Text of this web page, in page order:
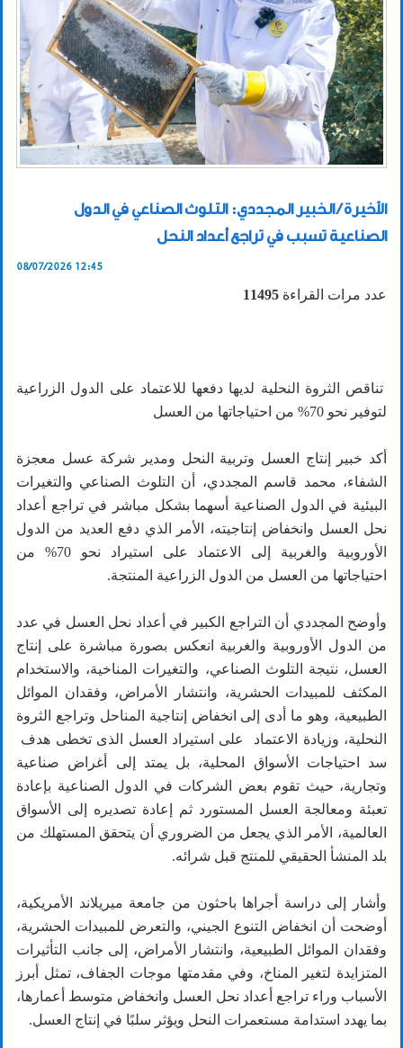
الأخيرة / الخبير المجددي: التلوث الصناعي في الدول
الصناعية تسبب في تراجع أعداد النحل
08/07/2026 12:45
عدد مرات القراءة 11495
تناقص الثروة النحلية لديها دفعها للاعتماد على الدول الزراعية
لتوفير نحو 70% من احتياجاتها من العسل
أكد خبير إنتاج العسل وتربية النحل ومدير شركة عسل معجزة
الشفاء، محمد قاسم المجددي، أن التلوث الصناعي والتغيرات
البيئية في الدول الصناعية أسهما بشكل مباشر في تراجع أعداد
نحل العسل وانخفاض إنتاجيته، الأمر الذي دفع العديد من الدول
الأوروبية والغربية إلى الاعتماد على استيراد نحو 70% من
احتياجاتها من العسل من الدول الزراعية المنتجة.
وأوضح المجددي أن التراجع الكبير في أعداد نحل العسل في عدد
من الدول الأوروبية والغربية انعكس بصورة مباشرة على إنتاج
العسل، نتيجة التلوث الصناعي، والتغيرات المناخية، والاستخدام
المكثف للمبيدات الحشرية، وانتشار الأمراض، وفقدان الموائل
الطبيعية، وهو ما أدى إلى انخفاض إنتاجية المناحل وتراجع الثروة
النحلية، وزيادة الاعتماد على استيراد العسل الذى تخطى هدف
سد احتياجات الأسواق المحلية، بل يمتد إلى أغراض صناعية
وتجارية، حيث تقوم بعض الشركات في الدول الصناعية بإعادة
تعبئة ومعالجة العسل المستورد ثم إعادة تصديره إلى الأسواق
العالمية، الأمر الذي يجعل من الضروري أن يتحقق المستهلك من
بلد المنشأ الحقيقي للمنتج قبل شرائه.
وأشار إلى دراسة أجراها باحثون من جامعة ميريلاند الأمريكية،
أوضحت أن انخفاض التنوع الجيني، والتعرض للمبيدات الحشرية،
وفقدان الموائل الطبيعية، وانتشار الأمراض، إلى جانب التأثيرات
المتزايدة لتغير المناخ، وفي مقدمتها موجات الجفاف، تمثل أبرز
الأسباب وراء تراجع أعداد نحل العسل وانخفاض متوسط أعمارها،
بما يهدد استدامة مستعمرات النحل ويؤثر سلبًا في إنتاج العسل.